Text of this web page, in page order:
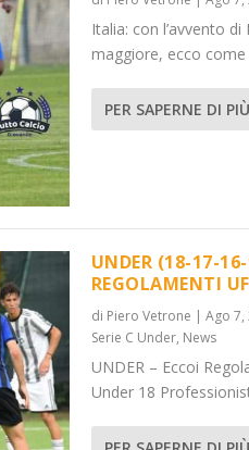
Italia: con l’avvento
maggiore, ecco come
PER SAPERNE DI PIÙ
UNDER (18-17-
REGOLAMENTI
di Piero Vetrone | Ago 7,
Serie C Under, News
UNDER – Eccoi
Under 18